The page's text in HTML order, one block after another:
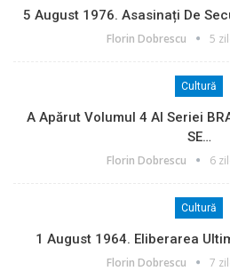
5 August 1976. Asasinați De
Florin Dobrescu 5
Cultură
A Apărut Volumul 4 Al Seriei
SE…
Florin Dobrescu 6
Cultură
1 August 1964. Eliberarea
Florin Dobrescu 7